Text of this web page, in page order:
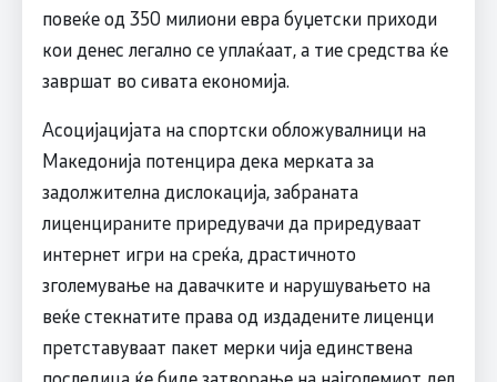
повеќе од 350 милиони евра буџетски приходи
кои денес легално се уплаќаат, а тие средства ќе
завршат во сивата економија.
Асоцијацијата на спортски обложувалници на
Македонија потенцира дека мерката за
задолжителна дислокација, забраната
лиценцираните приредувачи да приредуваат
интернет игри на среќа, драстичното
зголемување на давачките и нарушувањето на
веќе стекнатите права од издадените лиценци
претставуваат пакет мерки чија единствена